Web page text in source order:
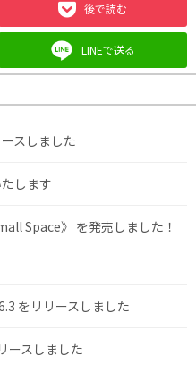
後で読む
LINEで送る
スしました
します
Space》 を発売しました！
をリリースしました
ースしました